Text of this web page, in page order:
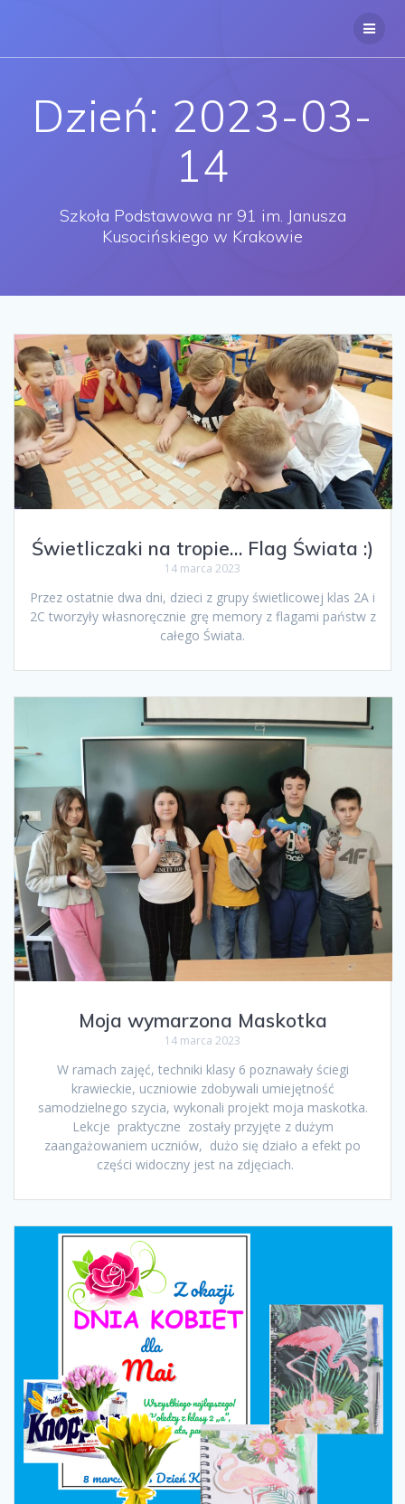
Dzień: 2023-03-
14
Szkoła Podstawowa nr 91 im. Janusza
Kusocińskiego w Krakowie
Świetliczaki na tropie… Flag Świata :)
14 marca 2023
Przez ostatnie dwa dni, dzieci z grupy świetlicowej klas 2A i
2C tworzyły własnoręcznie grę memory z flagami państw z
całego Świata.
Moja wymarzona Maskotka
14 marca 2023
W ramach zajęć, techniki klasy 6 poznawały ściegi
krawieckie, uczniowie zdobywali umiejętność
samodzielnego szycia, wykonali projekt moja maskotka.
Lekcje praktyczne zostały przyjęte z dużym
zaangażowaniem uczniów, dużo się działo a efekt po
części widoczny jest na zdjęciach.